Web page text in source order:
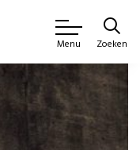
Menu Zoeken